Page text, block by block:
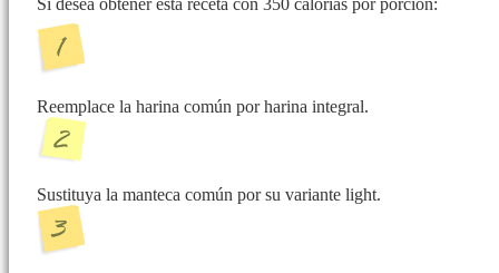
Reemplace la harina común por harina integral.
Sustituya la manteca común por su variante light.